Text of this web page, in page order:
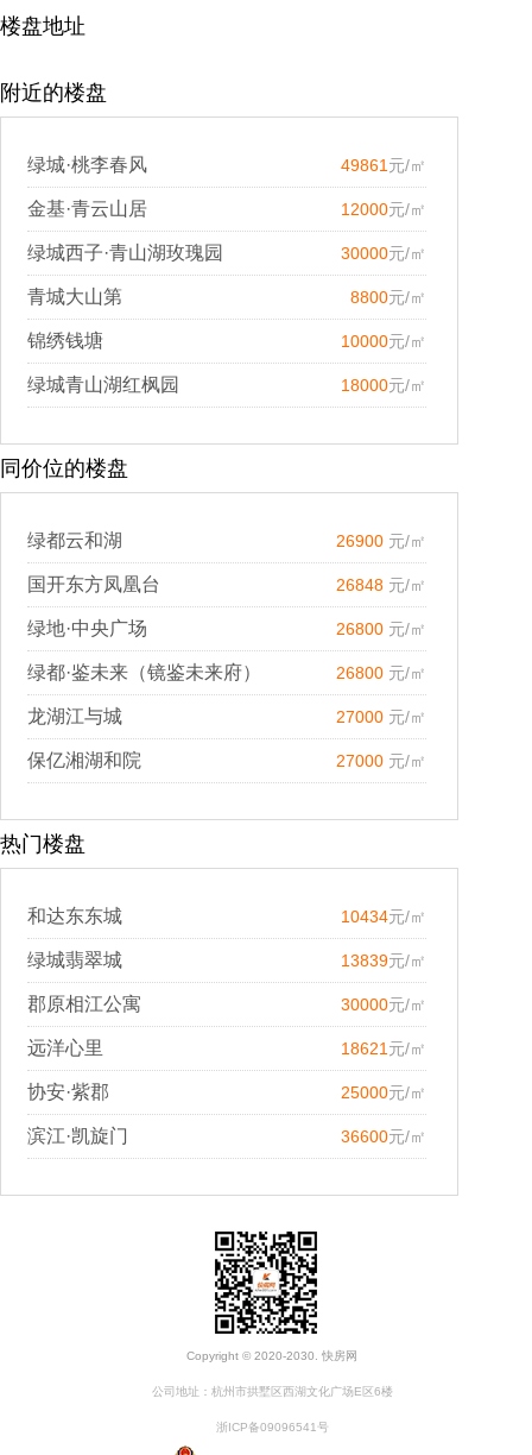
楼盘地址
附近的楼盘
绿城·桃李春风 49861 元/㎡
金基·青云山居 12000元/㎡
绿城西子·青山湖玫瑰园 30000元/㎡
青城大山第 8800元/㎡
锦绣钱塘 10000元/㎡
绿城青山湖红枫园 18000元/㎡
同价位的楼盘
绿都云和湖 26900 元/㎡
国开东方凤凰台 26848 元/㎡
绿地·中央广场 26800 元/㎡
绿都·鉴未来（镜鉴未来府） 26800 元/㎡
龙湖江与城 27000 元/㎡
保亿湘湖和院 27000 元/㎡
热门楼盘
和达东东城 10434元/㎡
绿城翡翠城 13839元/㎡
郡原相江公寓 30000元/㎡
远洋心里 18621 元/㎡
协安·紫郡 25000元/㎡
滨江·凯旋门 36600元/㎡
Copyright © 2020-2030. 快房网
公司地址：杭州市拱墅区西湖文化广场E区6楼
浙ICP备09096541号